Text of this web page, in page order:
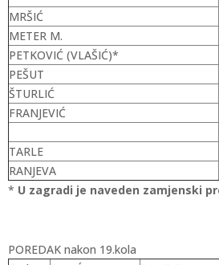
MRŠIĆ
METER M.
PETKOVIĆ (VLAŠIĆ)*
PEŠUT
ŠTURLIĆ
FRANJEVIĆ
TARLE
RANJEVA
* U zagradi je naveden zamjenski
POREDAK nakon 19.kola